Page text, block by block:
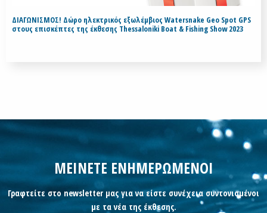
ΔΙΑΓΩΝΙΣΜΟΣ! Δώρο ηλεκτρικός εξωλέμβιος Watersnake Geo Spot GPS
στους επισκέπτες της έκθεσης Thessaloniki Boat & Fishing Show 2023
ΜΕΙΝΕΤΕ ΕΝΗΜΕΡΩΜΕΝΟΙ
Γραφτείτε στο newsletter μας για να είστε συνέχεια συντονισμένοι
με τα νέα της έκθεσης.